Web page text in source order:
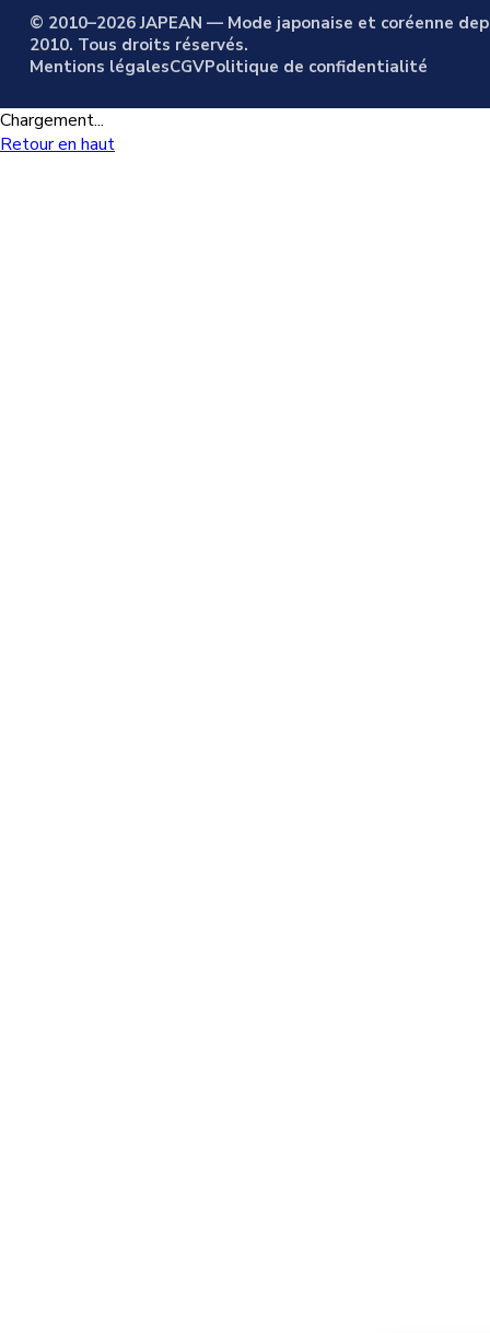
© 2010–2026 JAPEAN — Mode japonaise et coréenne
2010. Tous droits réservés.
Mentions légalesCGVPolitique de confidentialité
Chargement...
Retour en haut